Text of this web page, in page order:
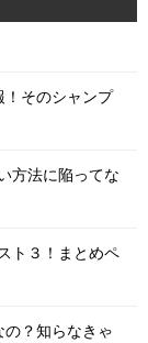
！そのシャンプ
方法に陥ってな
ト３！まとめペ
？知らなきゃ